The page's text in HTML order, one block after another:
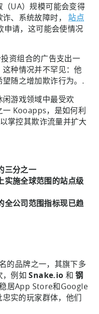
UA）规模可能会变得
诈、系统故障时，站点
请，这可能会使情况
资组合的广告支出一
种情况并不罕见：他
随之增加欺诈行为。.
游戏领域中最受欢
一 Kooapps，是如何利
掌控其欺诈流量并扩大
三分之一
实施全球范围的站点级
全公司范围指标现已趋
的品牌之一，其旗下多
，例如Snake.io 和钢
居App Store和Google
实的玩家群体，他们